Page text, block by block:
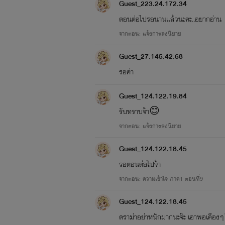
Guest_223.24.172.34
ตอนต่อไปรอนานแล้วนะคะ..อยากอ่าน
จากตอน: แจ้งการลงนิยาย
Guest_27.145.42.68
รอค่า
Guest_124.122.19.84
รับทราบจ้า😊
จากตอน: แจ้งการลงนิยาย
Guest_124.122.18.45
รอตอนต่อไปจ้า
จากตอน: ความเข้าใจ ภาค1 ตอนที่9
Guest_124.122.18.45
ดราม่าอย่าหนักมากนะจ๊ะ เอาพอเคือ